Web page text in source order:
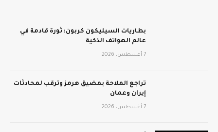
بطاريات السيليكون كربون: ثورة قادمة في
عالم الهواتف الذكية
7 أغسطس، 2026
تراجع الملاحة بمضيق هرمز وترقب لمحادثات
إيران وعمان
7 أغسطس، 2026